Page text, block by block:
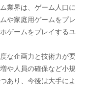
業界は、ゲーム人口に
や家庭用ゲームをプレ
ゲームをプレイするユ
な企画力と技術力が要
や人員の確保など小規
あり、今後は大手によ